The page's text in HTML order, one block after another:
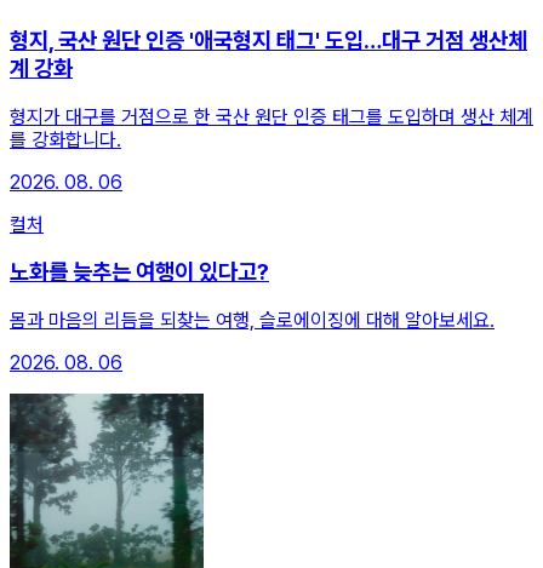
형지, 국산 원단 인증 '애국형지 태그' 도입…대구 거점 생산체
계 강화
형지가 대구를 거점으로 한 국산 원단 인증 태그를 도입하며 생산 체계
를 강화합니다.
2026. 08. 06
컬처
노화를 늦추는 여행이 있다고?
몸과 마음의 리듬을 되찾는 여행, 슬로에이징에 대해 알아보세요.
2026. 08. 06